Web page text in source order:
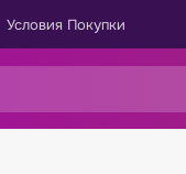
Условия Покупки